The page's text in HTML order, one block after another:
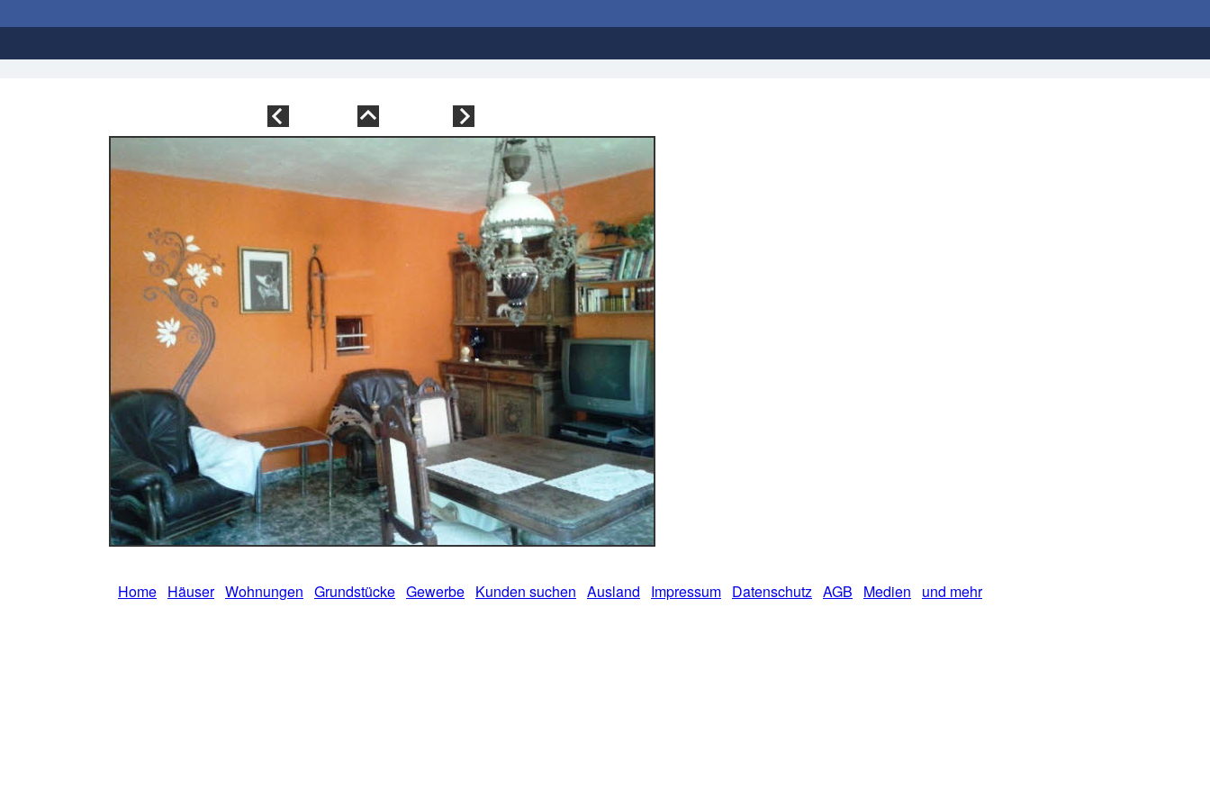
Home Häuser Wohnungen Grundstücke Gewerbe Kunden suchen Ausland Impressum Datenschutz AGB Medien und mehr